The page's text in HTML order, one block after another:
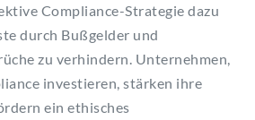
Compliance-Strategie dazu
durch Bußgelder und
zu verhindern. Unternehmen,
investieren, stärken ihre
ein ethisches